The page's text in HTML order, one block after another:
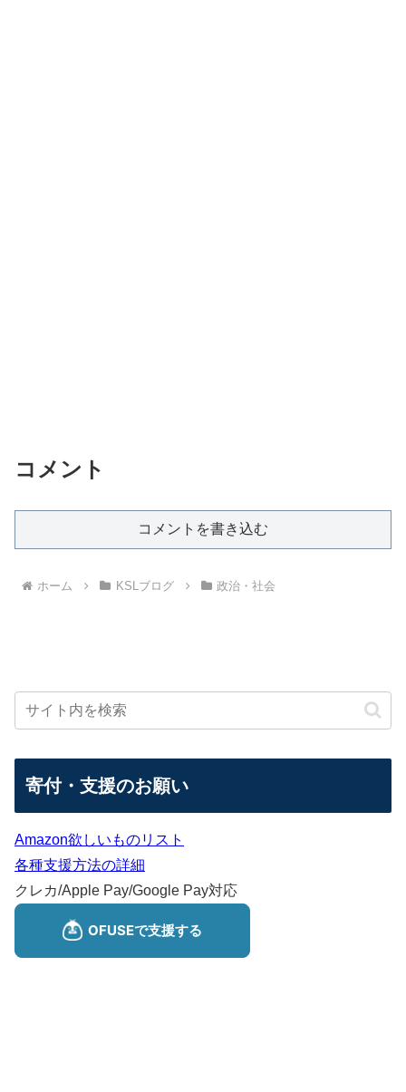
コメント
コメントを書き込む
ホーム KSLブログ 政治・社会
寄付・支援のお願い
Amazon欲しいものリスト
各種支援方法の詳細
クレカ/Apple Pay/Google Pay対応